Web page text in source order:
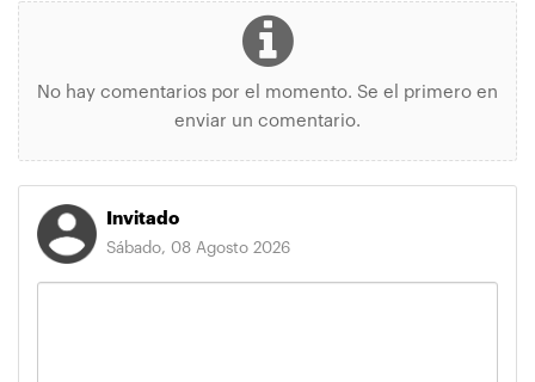
No hay comentarios por el momento. Se el primero en
enviar un comentario.
Invitado
Sábado, 08 Agosto 2026